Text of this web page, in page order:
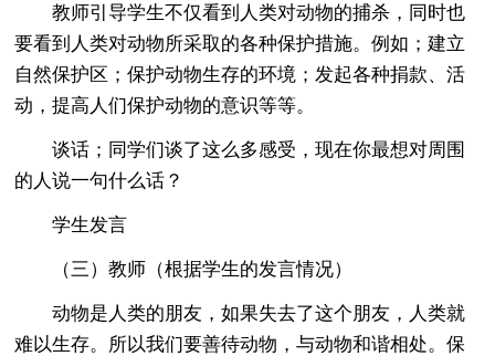
教师引导学生不仅看到人类对动物的捕杀，同时也
要看到人类对动物所采取的各种保护措施。例如；建立
自然保护区；保护动物生存的环境；发起各种捐款、活
动，提高人们保护动物的意识等等。
谈话；同学们谈了这么多感受，现在你最想对周围
的人说一句什么话？
学生发言
（三）教师（根据学生的发言情况）
动物是人类的朋友，如果失去了这个朋友，人类就
难以生存。所以我们要善待动物，与动物和谐相处。保